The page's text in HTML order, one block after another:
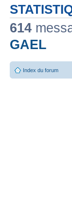
614
GAEL
Index du forum